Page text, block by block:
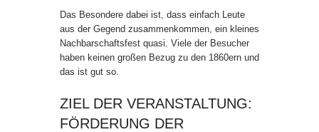
Das Besondere dabei ist, dass einfach Leute
aus der Gegend zusammenkommen, ein kleines
Nachbarschaftsfest quasi. Viele der Besucher
haben keinen großen Bezug zu den 1860ern und
das ist gut so.
ZIEL DER VERANSTALTUNG:
FÖRDERUNG DER